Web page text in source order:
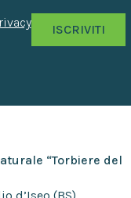
“Torbiere del